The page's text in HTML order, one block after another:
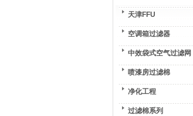
天津FFU
空调箱过滤器
中效袋式空气过滤网
喷漆房过滤棉
净化工程
过滤棉系列